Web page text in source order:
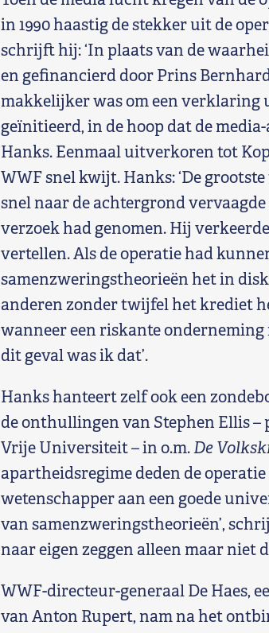
in 1990 haastig de stekker uit de
schrijft hij: ‘In plaats van de
en gefinancierd door Prins
makkelijker was om een verklaring
geïnitieerd, in de hoop dat de
Hanks. Eenmaal uitverkoren tot
WWF snel kwijt. Hanks: ‘De
snel naar de achtergrond
verzoek had genomen. Hij
vertellen. Als de operatie had
samenzweringstheorieën het in
anderen zonder twijfel het krediet
wanneer een riskante onderneming
dit geval was ik dat’.
Hanks hanteert zelf ook een
de onthullingen van Stephen Ellis –
Vrije Universiteit – in o.m.De
apartheidsregime deden de operatie
wetenschapper aan een goede
van samenzweringstheorieën’,
naar eigen zeggen alleen maar niet
WWF-directeur-generaal De Haes,
van Anton Rupert, nam na het